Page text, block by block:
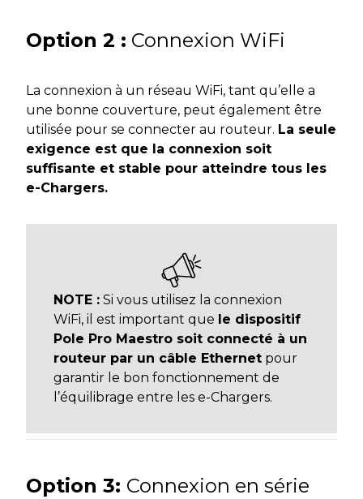
Option 2 : Connexion WiFi
La connexion à un réseau WiFi, tant qu’elle a
une bonne couverture, peut également être
utilisée pour se connecter au routeur. La seule
exigence est que la connexion soit
suffisante et stable pour atteindre tous les
e-Chargers.
NOTE : Si vous utilisez la connexion
WiFi, il est important que le dispositif
Pole Pro Maestro soit connecté à un
routeur par un câble Ethernet pour
garantir le bon fonctionnement de
l’équilibrage entre les e-Chargers.
Option 3: Connexion en série